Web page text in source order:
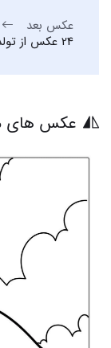
عکس بعد
24 عکس از تولدت مبارک داداشی محمد با بهترین لحظات
عکس های